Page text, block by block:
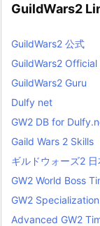
GuildWars2
GuildWars2 公式
GuildWars2 Official
GuildWars2 Guru
Dulfy net
GW2 DB for
Gaild Wars 2 Skills
ギルドウォーズ2
GW2 World Boss
GW2
Advanced GW2